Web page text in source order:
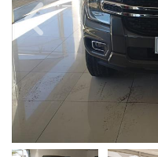
Previous